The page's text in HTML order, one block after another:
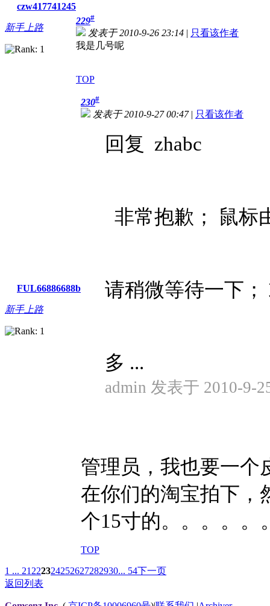
czw417741245
新手上路
229#
发表于 2010-9-26 23:14 | 只看该作者
我是几号呢
TOP
FUL66886688b
新手上路
230#
发表于 2010-9-27 00:47| 只看该作者
回复 zhabc
非常抱歉； 鼠标
请稍微等待一下
多 ...
admin 发表于 2010-9-
管理员，我也要一个
在你们的淘宝拍下，
个15寸的。。。。。
TOP
1 ... 21 222324252627282930... 54下一页
返回列表